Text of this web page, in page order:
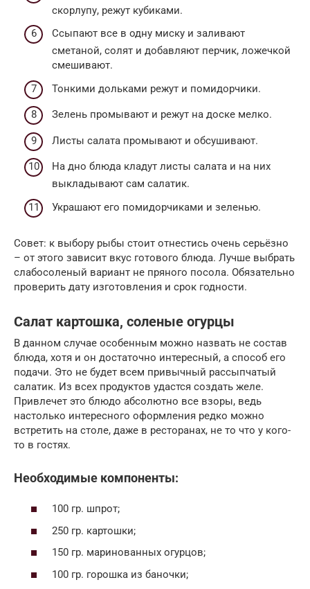
скорлупу, режут кубиками.
Ссыпают все в одну миску и заливают
сметаной, солят и добавляют перчик, ложечкой
смешивают.
Тонкими дольками режут и помидорчики.
Зелень промывают и режут на доске мелко.
Листы салата промывают и обсушивают.
На дно блюда кладут листы салата и на них
выкладывают сам салатик.
Украшают его помидорчиками и зеленью.
Совет: к выбору рыбы стоит отнестись очень серьёзно
– от этого зависит вкус готового блюда. Лучше выбрать
слабосоленый вариант не пряного посола. Обязательно
проверить дату изготовления и срок годности.
Салат картошка, соленые огурцы
В данном случае особенным можно назвать не состав
блюда, хотя и он достаточно интересный, а способ его
подачи. Это не будет всем привычный рассыпчатый
салатик. Из всех продуктов удастся создать желе.
Привлечет это блюдо абсолютно все взоры, ведь
настолько интересного оформления редко можно
встретить на столе, даже в ресторанах, не то что у кого-
то в гостях.
Необходимые компоненты:
100 гр. шпрот;
250 гр. картошки;
150 гр. маринованных огурцов;
100 гр. горошка из баночки;